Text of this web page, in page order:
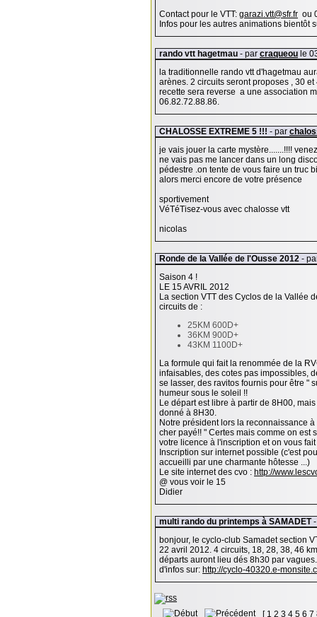
Contact pour le VTT: garazi.vtt@sfr.fr ou
Infos pour les autres animations bientôt
rando vtt hagetmau - par craqueou le
la traditionnelle rando vtt d'hagetmau
arènes. 2 circuits seront proposes , 30
recette sera reverse a une association
06.82.72.88.86.
CHALOSSE EXTREME 5 !!! - par
je vais jouer la carte mystère.......!!!!
ne vais pas me lancer dans un long
pédestre .on tente de vous faire un truc
alors merci encore de votre présence
sportivement
VéTéTisez-vous avec chalosse vtt
nicolas
Ronde de la Vallée de l'Ousse 2012 -
Saison 4 !
LE 15 AVRIL 2012
La section VTT des Cyclos de la Vallée
circuits de :
25KM 600D+
36KM 900D+
43KM 1100D+
La formule qui fait la renommée de la
infaisables, des cotes pas impossibles,
se lasser, des ravitos fournis pour être "
humeur sous le soleil !!
Le départ est libre à partir de 8H00,
donné à 8H30.
Notre président lors la reconnaissance
cher payé!! " Certes mais comme on est
votre licence à l'inscription et on vous
Inscription sur internet possible (c'est
accueilli par une charmante hôtesse ...)
Le site internet des cvo : http://
@ vous voir le 15
Didier
multi rando du printemps à SAMADET-
bonjour, le cyclo-club Samadet section
22 avril 2012. 4 circuits, 18, 28, 38, 46
départs auront lieu dés 8h30 par
d'infos sur: http://cyclo-40320.e-
[ 1 2 3 4 5 6 7